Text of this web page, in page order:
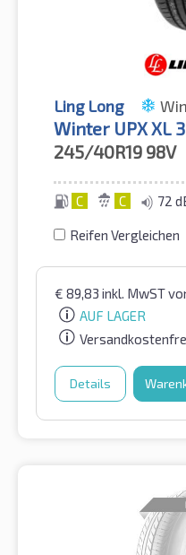
Ling Long
Winter UPX XL
245/40R19 98V
C C 72
Reifen Vergleichen
€ 89,83 inkl. MwST
AUF LAGER
Details